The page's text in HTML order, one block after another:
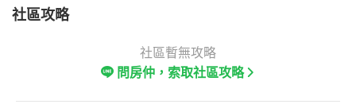
社區攻略
社區暫無攻略
問房仲，索取社區攻略